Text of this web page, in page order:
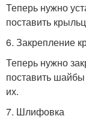
Теперь нужно
поставить
6. Закрепление
Теперь нужно
поставить шайбы
их.
7. Шлифовка